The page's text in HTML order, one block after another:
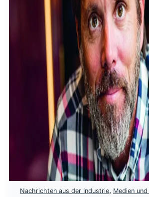
Nachrichten aus der Industrie, Medien